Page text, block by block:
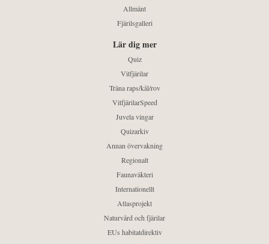
Allmänt
Fjärilsgalleri
Lär dig mer
Quiz
Vitfjärilar
Träna raps/kål/rov
VitfjärilarSpeed
Juvela vingar
Quizarkiv
Annan övervakning
Regionalt
Faunaväkteri
Internationellt
Atlasprojekt
Naturvård och fjärilar
EUs habitatdirektiv